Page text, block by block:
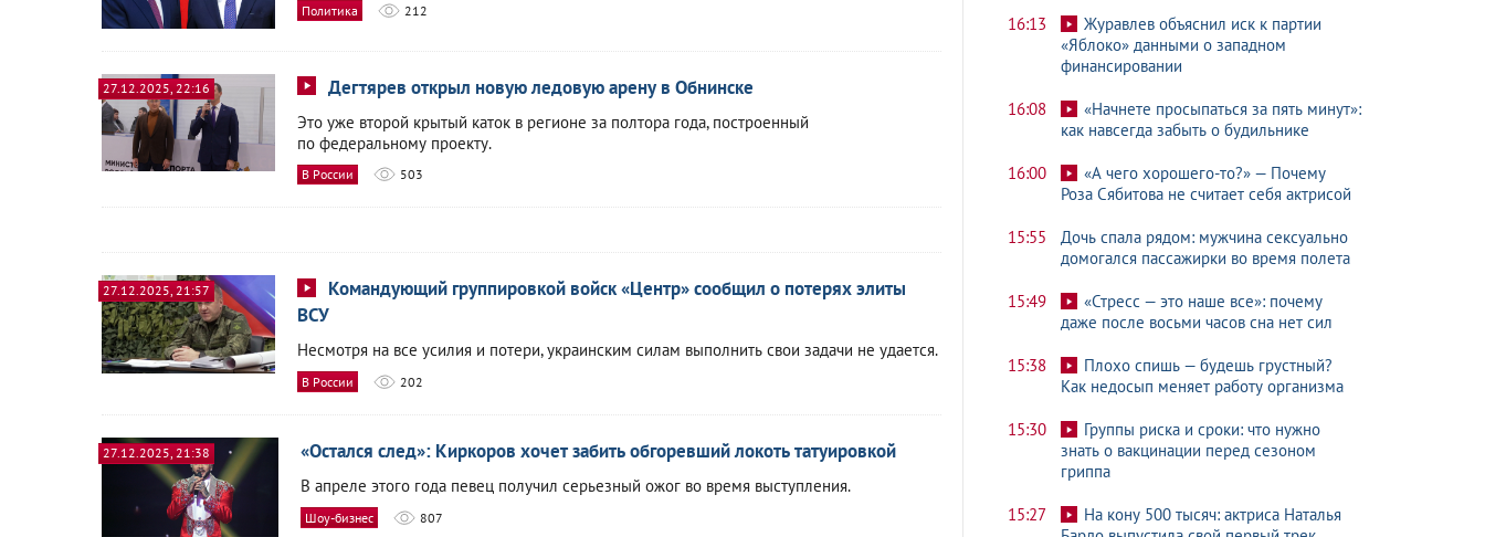
Политика 212
27.12.2025, 22:16 Дегтярев открыл новую ледовую арену в Обнинске
Это уже второй крытый каток в регионе за полтора года, построенный
по федеральному проекту.
В России 503
27.12.2025, 21:57
Командующий группировкой войск «Центр» сообщил о потерях элиты
ВСУ
Несмотря на все усилия и потери, украинским силам выполнить свои задачи не удается.
В России 202
27.12.2025, 21:38 «Остался след»: Киркоров хочет забить обгоревший локоть татуировкой
В апреле этого года певец получил серьезный ожог во время выступления.
Шоу-бизнес 807
16:13
Журавлев объяснил иск к партии
«Яблоко» данными о западном
финансировании
16:08
«Начнете просыпаться за пять минут»:
как навсегда забыть о будильнике
16:00
«А чего хорошего-то?» — Почему
Роза Сябитова не считает себя актрисой
15:55
Дочь спала рядом: мужчина сексуально
домогался пассажирки во время полета
15:49
«Стресс — это наше все»: почему
даже после восьми часов сна нет сил
15:38
Плохо спишь — будешь грустный?
Как недосып меняет работу организма
15:30
Группы риска и сроки: что нужно
знать о вакцинации перед сезоном
гриппа
15:27
На кону 500 тысяч: актриса Наталья